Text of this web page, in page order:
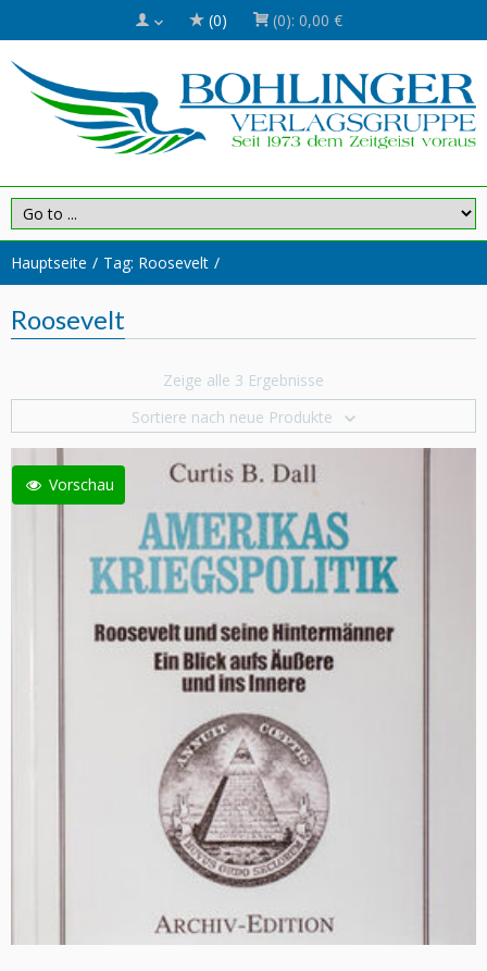
(0) (0): 0,00 €
Hauptseite Tag: Roosevelt
Roosevelt
Zeige alle 3 Ergebnisse
Sortiere nach neue Produkte
Vorschau